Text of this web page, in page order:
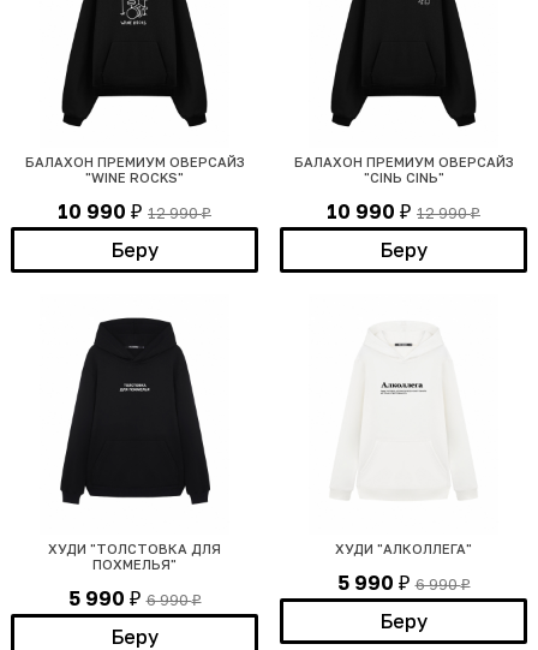
БАЛАХОН ПРЕМИУМ ОВЕРСАЙЗ
"WINE ROCKS"
10 990 ₽ 12 990₽
Беру
БАЛАХОН ПРЕМИУМ ОВЕРСАЙЗ
"CINЬ CINЬ"
10 990 ₽ 12 990₽
Беру
ХУДИ "ТОЛСТОВКА ДЛЯ
ПОХМЕЛЬЯ"
5 990 ₽ 6 990₽
Беру
ХУДИ "АЛКОЛЛЕГА"
5 990 ₽ 6 990₽
Беру